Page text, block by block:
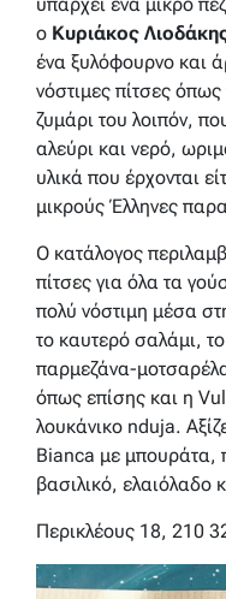
ο Κυριάκος
ένα ξυλόφουρνο και
νόστιμες πίτσες
ζυμάρι του λοιπόν,
αλεύρι και νερό,
υλικά που έρχονται
μικρούς Έλληνες
Ο κατάλογος
πίτσες για όλα τα
πολύ νόστιμη μέσα
το καυτερό σαλάμι,
παρμεζάνα-
όπως επίσης και η
λουκάνικο nduja.
Bianca με μπουράτα,
βασιλικό, ελαιόλαδο
Περικλέους 18, 210